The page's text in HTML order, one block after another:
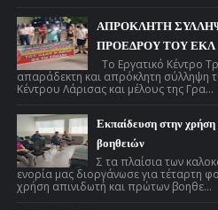
ΑΠΡΟΚΛΗΤΗ
ΠΡΟΕΔΡΟΥ ΤΟΥ ΕΚΛ
Το Εργατικό Κέντρο
απαράδεκτη και απρόκλητη σύλληψη
Κέντρου Λάρισας και μέλους της Γρα...
Εκπαίδευση στην
βοηθειών
Σ τα πλαίσια των
ενορία μας διοργάνωσε για τέταρτη
χρήση απινιδωτή και πρώτων βοηθε...